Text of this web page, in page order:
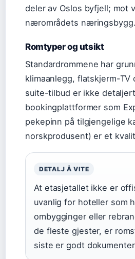
deler av Oslos byfjell; mot
nærområdets næringsbygg.
Romtyper og utsikt
Standardrommene har
klimaanlegg, flatskjerm-
suite-tilbud er ikke
bookingplattformer som
pekepinn på tilgjengelige
norskprodusent) er et
DETALJ Å VITE
At etasjetallet ikke er
uvanlig for hoteller som
ombygginger eller
de fleste gjester, er
siste er godt